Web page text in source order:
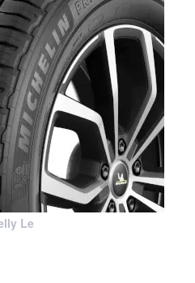
Michelin Primacy SUV:
không?
Le